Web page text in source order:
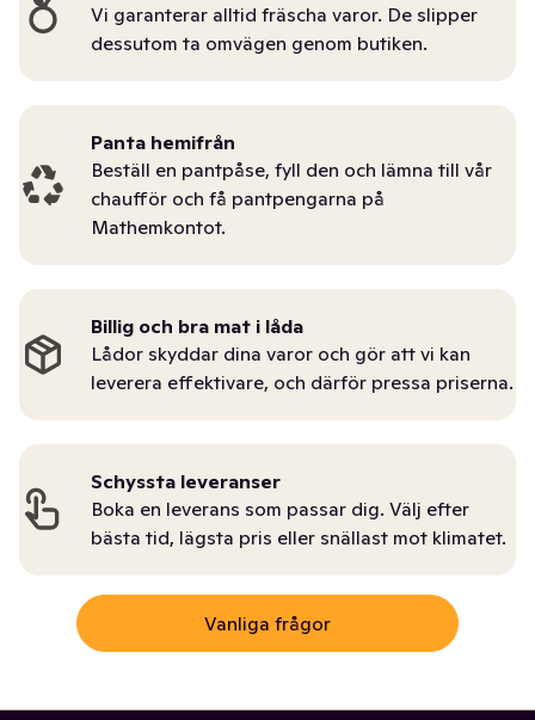
Vi garanterar alltid fräscha varor. De slipper
dessutom ta omvägen genom butiken.
Panta hemifrån
Beställ en pantpåse, fyll den och lämna till vår
chaufför och få pantpengarna på
Mathemkontot.
Billig och bra mat i låda
Lådor skyddar dina varor och gör att vi kan
leverera effektivare, och därför pressa priserna.
Schyssta leveranser
Boka en leverans som passar dig. Välj efter
bästa tid, lägsta pris eller snällast mot klimatet.
Vanliga frågor